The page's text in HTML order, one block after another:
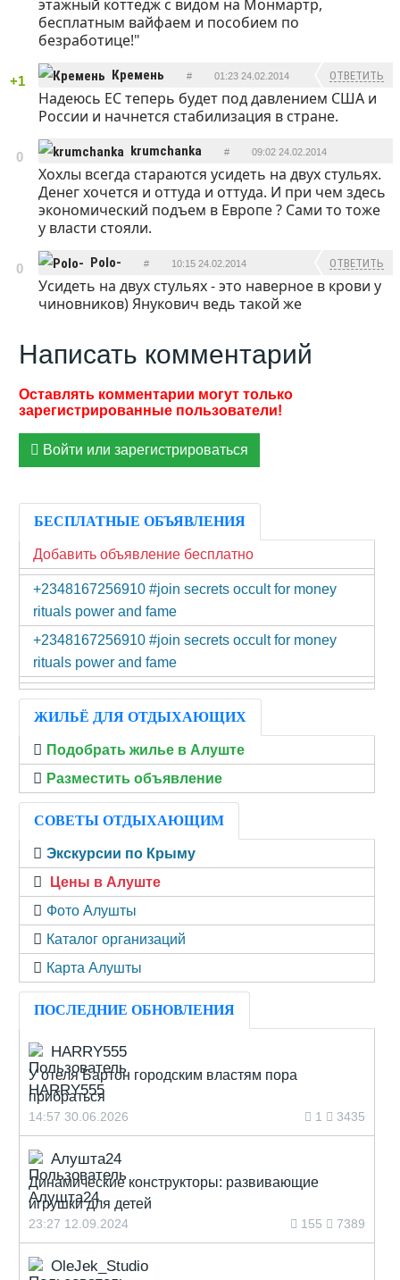
этажный коттедж с видом на Монмартр,
бесплатным вайфаем и пособием по
безработице!"
+1 Кремень # 01:23 24.02.2014 ОТВЕТИТЬ
Надеюсь ЕС теперь будет под давлением США и
России и начнется стабилизация в стране.
0 krumchanka # 09:02 24.02.2014
ОТВЕТИТЬ
Хохлы всегда стараются усидеть на двух стульях.
Денег хочется и оттуда и оттуда. И при чем здесь
экономический подъем в Европе ? Сами то тоже
у власти стояли.
0 Polo- # 10:15 24.02.2014 ОТВЕТИТЬ
Усидеть на двух стульях - это наверное в крови у
чиновников) Янукович ведь такой же
Написать комментарий
Войти или зарегистрироваться
БЕСПЛАТНЫЕ ОБЪЯВЛЕНИЯ
Добавить объявление бесплатно
+2348167256910 #join secrets occult for money
rituals power and fame
+2348167256910 #join secrets occult for money
rituals power and fame
ЖИЛЬЁ ДЛЯ ОТДЫХАЮЩИХ
Подобрать жилье в Алуште
Разместить объявление
СОВЕТЫ ОТДЫХАЮЩИМ
Экскурсии по Крыму
Цены в Алуште
Фото Алушты
Каталог организаций
Карта Алушты
ПОСЛЕДНИЕ ОБНОВЛЕНИЯ
HARRY555
У отеля Бартон городским властям пора
прибраться
14:57 30.06.2026 1 3435
Алушта24
Динамические конструкторы: развивающие
игрушки для детей
23:27 12.09.2024 155 7389
OleJek_Studio